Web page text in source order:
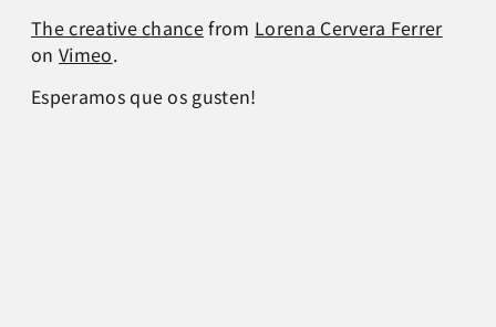
The creative chancefrom Lorena Cervera Ferrer
on Vimeo.
Esperamos que os gusten!